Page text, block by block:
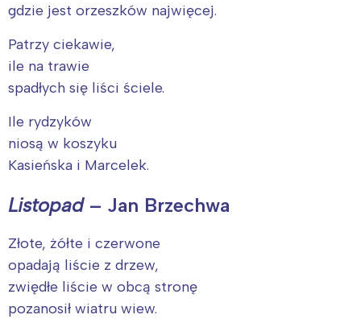
gdzie jest orzeszków najwięcej.
Patrzy ciekawie,
ile na trawie
spadłych się liści ściele.
Ile rydzyków
niosą w koszyku
Kasieńska i Marcelek.
Listopad – Jan Brzechwa
Złote, żółte i czerwone
opadają liście z drzew,
zwiędłe liście w obcą stronę
pozanosił wiatru wiew.